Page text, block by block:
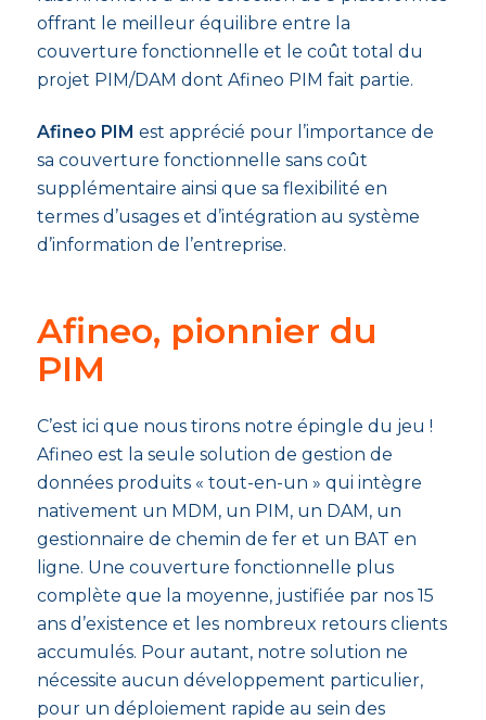
offrant le meilleur équilibre entre la
couverture fonctionnelle et le coût total du
projet PIM/DAM dont Afineo PIM fait partie.
Afineo PIM est apprécié pour l’importance de
sa couverture fonctionnelle sans coût
supplémentaire ainsi que sa flexibilité en
termes d’usages et d’intégration au système
d’information de l’entreprise.
Afineo, pionnier du
PIM
C’est ici que nous tirons notre épingle du jeu !
Afineo est la seule solution de gestion de
données produits « tout-en-un » qui intègre
nativement un MDM, un PIM, un DAM, un
gestionnaire de chemin de fer et un BAT en
ligne. Une couverture fonctionnelle plus
complète que la moyenne, justifiée par nos 15
ans d’existence et les nombreux retours clients
accumulés. Pour autant, notre solution ne
nécessite aucun développement particulier,
pour un déploiement rapide au sein des